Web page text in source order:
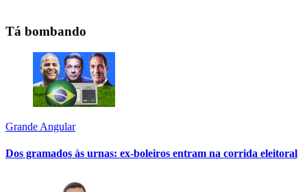
Tá bombando
Grande Angular
Dos gramados às urnas: ex-boleiros entram na corrida eleitoral